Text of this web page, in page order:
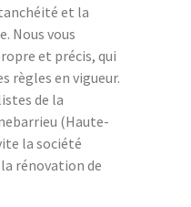
et la
Nous vous
et précis, qui
règles en vigueur.
de la
(Haute-
la société
rénovation de